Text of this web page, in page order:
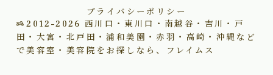
プライバシーポリシー
2012–2026 西川口・東川口・南越谷・吉川・戸
田・大宮・北戸田・浦和美園・赤羽・高崎・沖縄など
で美容室・美容院をお探しなら、フレイムス